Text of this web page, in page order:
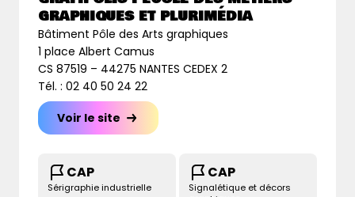
GRAPHIQUES ET PLURIMÉDIA
Bâtiment Pôle des Arts graphiques
1 place Albert Camus
CS 87519 – 44275 NANTES CEDEX 2
Tél. : 02 40 50 24 22
Voir le site
CAP
Sérigraphie industrielle
CAP
Signalétique et décors